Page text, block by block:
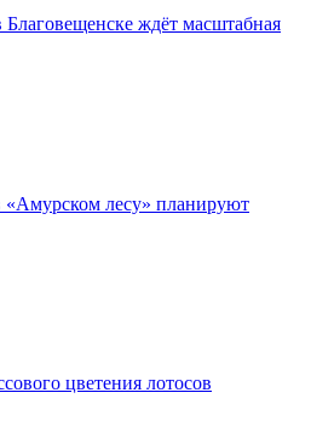
ждёт масштабная
лесу» планируют
цветения лотосов